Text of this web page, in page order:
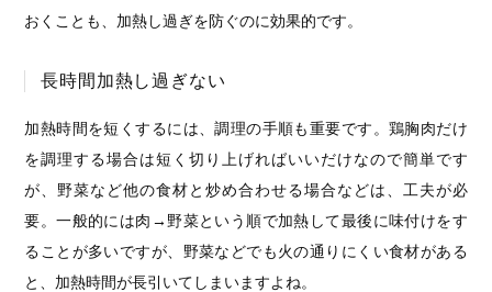
おくことも、加熱し過ぎを防ぐのに効果的です。
長時間加熱し過ぎない
加熱時間を短くするには、調理の手順も重要です。鶏胸肉だけ
を調理する場合は短く切り上げればいいだけなので簡単です
が、野菜など他の食材と炒め合わせる場合などは、工夫が必
要。一般的には肉→野菜という順で加熱して最後に味付けをす
ることが多いですが、野菜などでも火の通りにくい食材がある
と、加熱時間が長引いてしまいますよね。